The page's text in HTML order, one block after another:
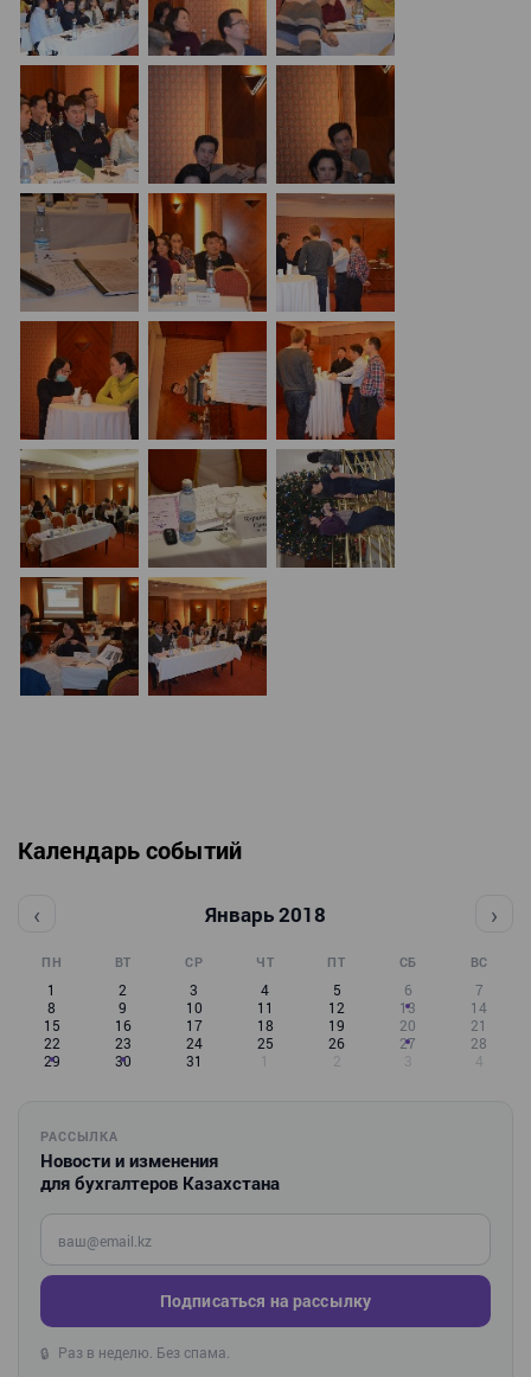
Календарь событий
‹ Январь 2018 ›
ПН ВТ СР ЧТ ПТ СБ ВС
1 2 3 4 5 6
7
8
9 10 11 12 13
14
15
16 17 18 19 20
21
22
23 24 25 26 27
28
29
30 31 1 2 3 4
РАССЫЛКА
Новости и изменения
для бухгалтеров Казахстана
Введите ваш e-mail
Подписаться на рассылку
🔒 Раз в неделю. Без спама.